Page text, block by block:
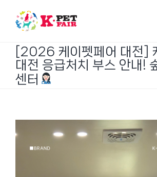
content
[2026 케이펫페어 대전]
대전 응급처치 부스 안내!
센터